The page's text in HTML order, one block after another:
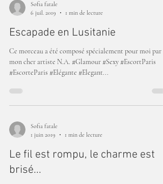
Sofia fatale
6 juil. 2019
1 min de lecture
Escapade en Lusitanie
Ce morceau a été composé spécialement pour moi par
mon cher artiste N.A. #Glamour #Sexy #EscortParis
#EscorteParis #Elégante #Elegant...
Sofia fatale
1 juin 2019
1 min de lecture
Le fil est rompu, le charme est
brisé...